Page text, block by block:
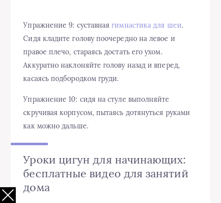
Упражнение 9: суставнаягимнастика для шеи.
Сидя кладите голову поочередно на левое и
правое плечо, стараясь достать его ухом.
Аккуратно наклоняйте голову назад и вперед,
касаясь подбородком груди.
Упражнение 10: сидя на стуле выполняйте
скручивая корпусом, пытаясь дотянуться руками
как можно дальше.
Уроки цигун для начинающих:
бесплатные видео для занятий
дома